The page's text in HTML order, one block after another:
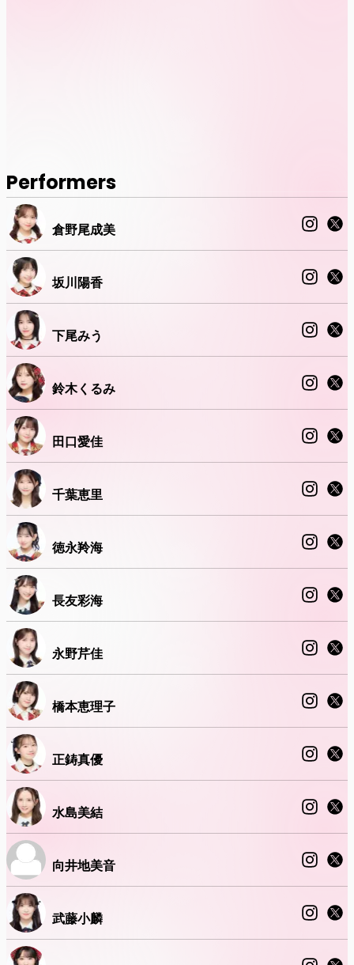
Performers
倉野尾成美
坂川陽香
下尾みう
鈴木くるみ
田口愛佳
千葉恵里
徳永羚海
長友彩海
永野芹佳
橋本恵理子
正鋳真優
水島美結
向井地美音
武藤小麟